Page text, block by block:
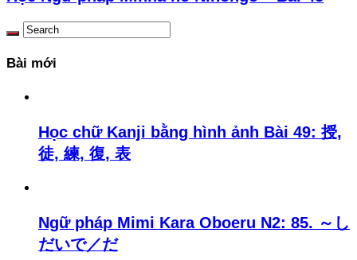
Bài mới
Học chữ Kanji bằng hình ảnh Bài 49: 授,
徒, 練, 復, 表
Ngữ pháp Mimi Kara Oboeru N2: 85. ～し
だいで／だ